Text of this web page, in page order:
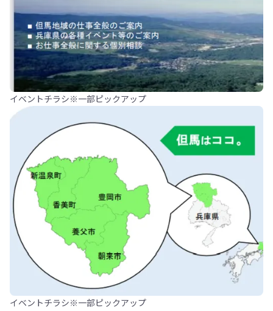
イベントチラシ※一部ピックアップ
イベントチラシ※一部ピックアップ